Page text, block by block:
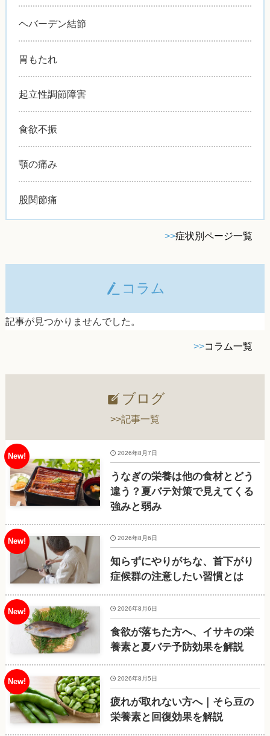
ヘバーデン結節
胃もたれ
起立性調節障害
食欲不振
顎の痛み
股関節痛
>>症状別ページ一覧
コラム
記事が見つかりませんでした。
>>コラム一覧
ブログ
>>記事一覧
うなぎの栄養は他の食材とどう
違う？夏バテ対策で見えてくる
強みと弱み
2026年8月7日
知らずにやりがちな、首下がり
症候群の注意したい習慣とは
2026年8月6日
食欲が落ちた方へ、イサキの栄
養素と夏バテ予防効果を解説
2026年8月6日
疲れが取れない方へ｜そら豆の
栄養素と回復効果を解説
2026年8月5日